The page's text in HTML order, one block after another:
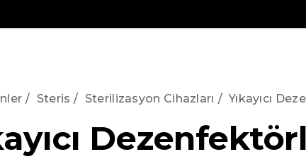
/ Steris / Sterilizasyon Cihazları / Yıkayıcı